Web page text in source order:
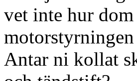
vet inte hur
Antar ni kollat